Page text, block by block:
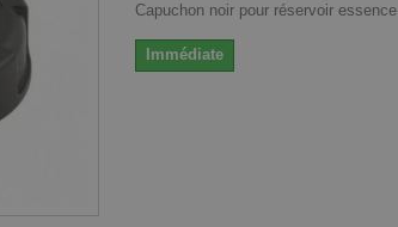
Capuchon noir pour réservoir essence
Immédiate